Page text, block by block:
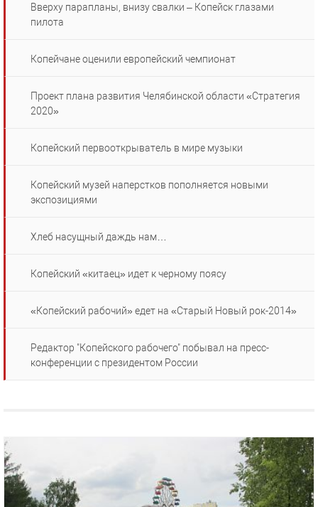
Вверху парапланы, внизу свалки – Копейск глазами
пилота
Копейчане оценили европейский чемпионат
Проект плана развития Челябинской области «Стратегия
2020»
Копейский первооткрыватель в мире музыки
Копейский музей наперстков пополняется новыми
экспозициями
Хлеб насущный даждь нам…
Копейский «китаец» идет к черному поясу
«Копейский рабочий» едет на «Старый Новый рок-2014»
Редактор "Копейского рабочего" побывал на пресс-
конференции с президентом России